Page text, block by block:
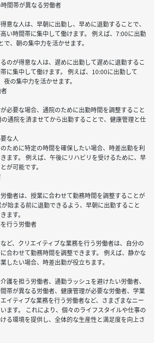
間帯が異なる労働者
意な人は、早朝に出勤し、早めに退勤することで、
い時間帯に集中して働けます。 例えば、7:00に出勤
、朝の集中力を活かせます。
のが得意な人は、遅めに出勤して遅めに退勤するこ
に集中して働けます。 例えば、10:00に出勤して
の集中力を活かせます。
必要な場合、通院のために出勤時間を調整すること
通院を済ませてから出勤することで、健康管理と仕
な人
ために特定の時間を確保したい場合、時差出勤を利
ます。 例えば、午後にリハビリを受けるために、早
が可能です。
働者は、授業に合わせて勤務時間を調整することが
始まる前に退勤できるよう、早朝に出勤すること
ます。
行う労働者
ど、クリエイティブな業務を行う労働者は、自分の
合わせて勤務時間を調整できます。 例えば、静かな
したい場合、時差出勤が役立ちます。
護を担う労働者、通勤ラッシュを避けたい労働者、
帯が異なる労働者、健康管理が必要な労働者、学業
イティブな業務を行う労働者など、さまざまなニー
ます。 これにより、個々のライフスタイルや仕事の
る環境を提供し、全体的な生産性と満足度を向上さ